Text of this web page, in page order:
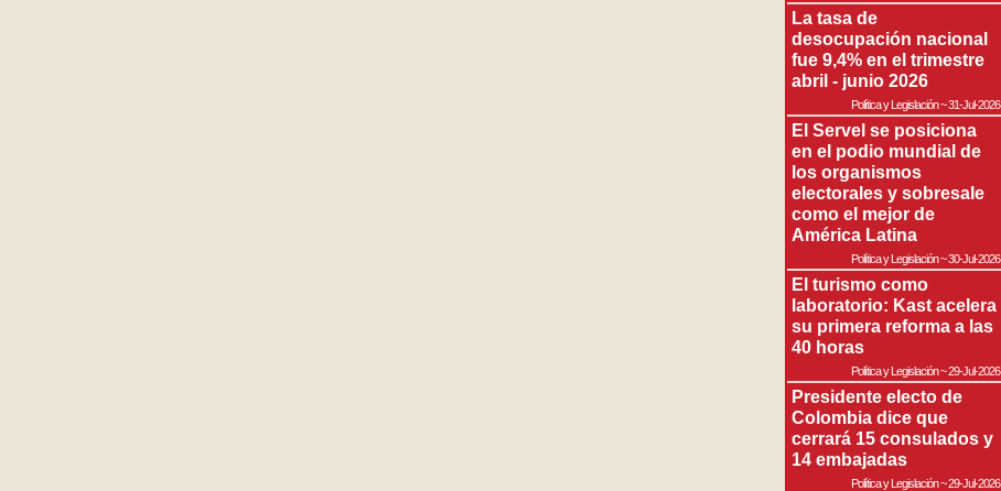
La tasa de
desocupación nacional
fue 9,4% en el trimestre
abril - junio 2026
Política y Legislación~31-Jul-2026
El Servel se posiciona
en el podio mundial de
los organismos
electorales y sobresale
como el mejor de
América Latina
Política y Legislación~30-Jul-2026
El turismo como
laboratorio: Kast acelera
su primera reforma a las
40 horas
Política y Legislación~29-Jul-2026
Presidente electo de
Colombia dice que
cerrará 15 consulados y
14 embajadas
Política y Legislación~29-Jul-2026